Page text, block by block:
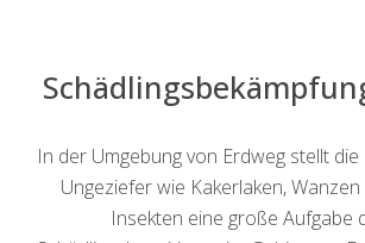
In der Umgebung von Erdweg stellt
Ungeziefer wie Kakerlaken,
Insekten eine große Aufgabe